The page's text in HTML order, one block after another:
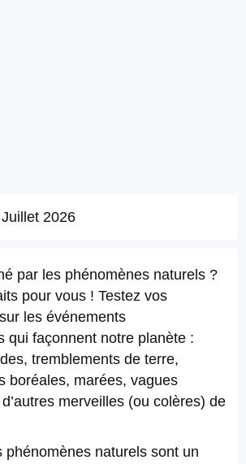
2026
par les phénomènes naturels ?
pour vous ! Testez vos
les événements
qui façonnent notre planète :
tremblements de terre,
boréales, marées, vagues
merveilles (ou colères) de
phénomènes naturels sont un